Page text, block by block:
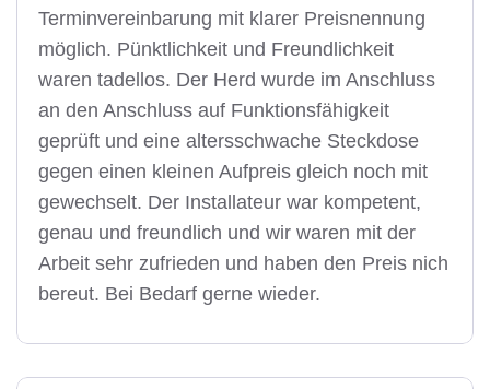
Terminvereinbarung mit klarer Preisnennung
möglich. Pünktlichkeit und Freundlichkeit
waren tadellos. Der Herd wurde im Anschluss
an den Anschluss auf Funktionsfähigkeit
geprüft und eine altersschwache Steckdose
gegen einen kleinen Aufpreis gleich noch mit
gewechselt. Der Installateur war kompetent,
genau und freundlich und wir waren mit der
Arbeit sehr zufrieden und haben den Preis nich
bereut. Bei Bedarf gerne wieder.